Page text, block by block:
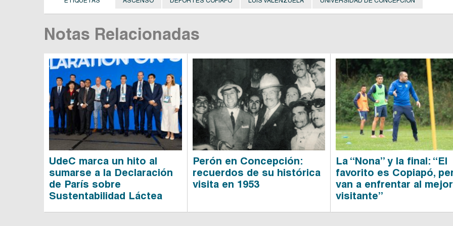
Notas Relacionadas
UdeC marca un hito al
sumarse a la Declaración
de París sobre
Sustentabilidad Láctea
Perón en Concepción:
recuerdos de su histórica
visita en 1953
La “Nona” y la final: “El
favorito es Copiapó,
van a enfrentar al mejor
visitante”